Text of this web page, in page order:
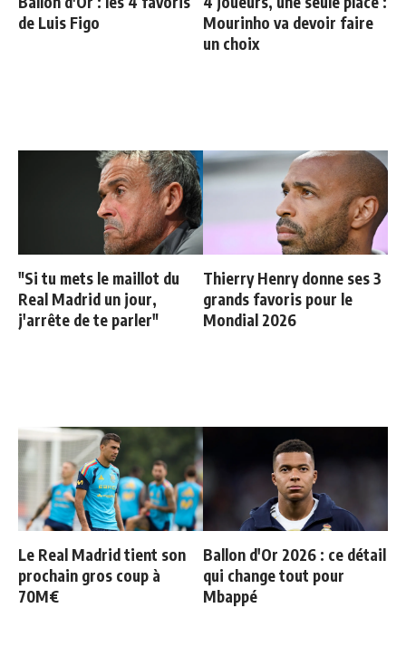
de Luis Figo
Mourinho va devoir faire
un choix
"Si tu mets le maillot du
Real Madrid un jour,
j'arrête de te parler"
Thierry Henry donne ses 3
grands favoris pour le
Mondial 2026
Le Real Madrid tient son
prochain gros coup à
70M€
Ballon d'Or 2026 : ce détail
qui change tout pour
Mbappé